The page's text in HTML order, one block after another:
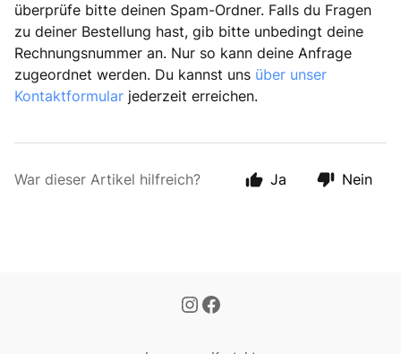
überprüfe bitte deinen Spam-Ordner. Falls du Fragen
zu deiner Bestellung hast, gib bitte unbedingt deine
Rechnungsnummer an. Nur so kann deine Anfrage
zugeordnet werden. Du kannst uns über unser
Kontaktformular jederzeit erreichen.
War dieser Artikel hilfreich? Ja Nein